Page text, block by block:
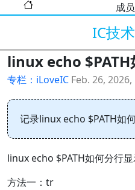
成
IC技
linux echo $PATH
专栏：iLoveIC Feb. 26,
记录linux echo $PATH如
linux echo $PATH如何分行显
方法一：tr